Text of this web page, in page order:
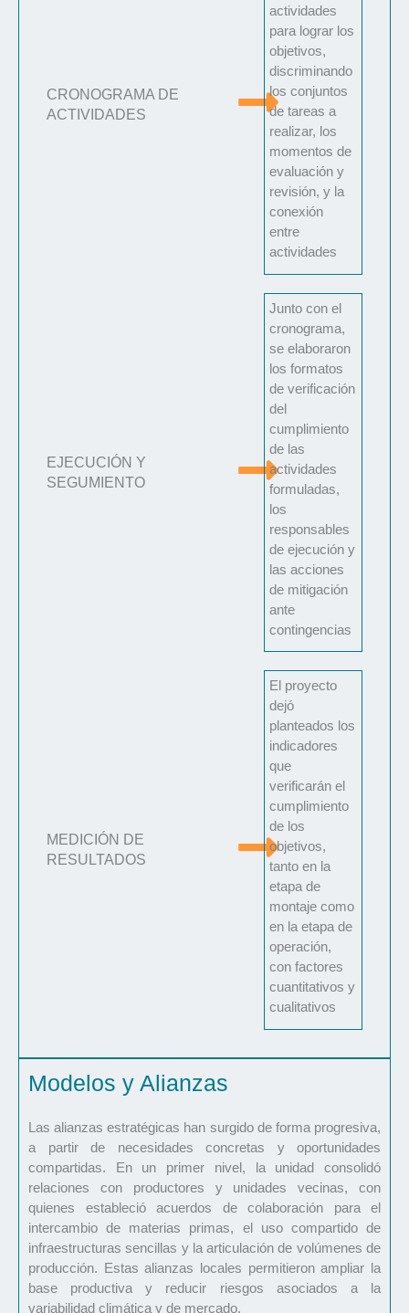
CRONOGRAMA DE
ACTIVIDADES
actividades
para lograr los
objetivos,
discriminando
los conjuntos
de tareas a
realizar, los
momentos de
evaluación y
revisión, y la
conexión
entre
actividades
EJECUCIÓN Y
SEGUMIENTO
Junto con el
cronograma,
se elaboraron
los formatos
de verificación
del
cumplimiento
de las
actividades
formuladas,
los
responsables
de ejecución y
las acciones
de mitigación
ante
contingencias
MEDICIÓN DE
RESULTADOS
El proyecto
dejó
planteados los
indicadores
que
verificarán el
cumplimiento
de los
objetivos,
tanto en la
etapa de
montaje como
en la etapa de
operación,
con factores
cuantitativos y
cualitativos
Modelos y Alianzas
Las alianzas estratégicas han surgido de forma progresiva,
a partir de necesidades concretas y oportunidades
compartidas. En un primer nivel, la unidad consolidó
relaciones con productores y unidades vecinas, con
quienes estableció acuerdos de colaboración para el
intercambio de materias primas, el uso compartido de
infraestructuras sencillas y la articulación de volúmenes de
producción. Estas alianzas locales permitieron ampliar la
base productiva y reducir riesgos asociados a la
variabilidad climática y de mercado.